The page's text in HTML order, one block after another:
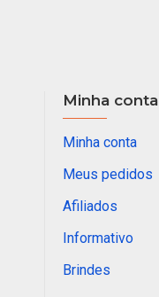
Minha conta
Minha conta
Meus pedidos
Afiliados
Informativo
Brindes